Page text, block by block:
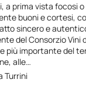
a prima vista focosi
buoni e cortesi,
sincero e
del Consorzio Vini
più importante del
alle…
Turrini